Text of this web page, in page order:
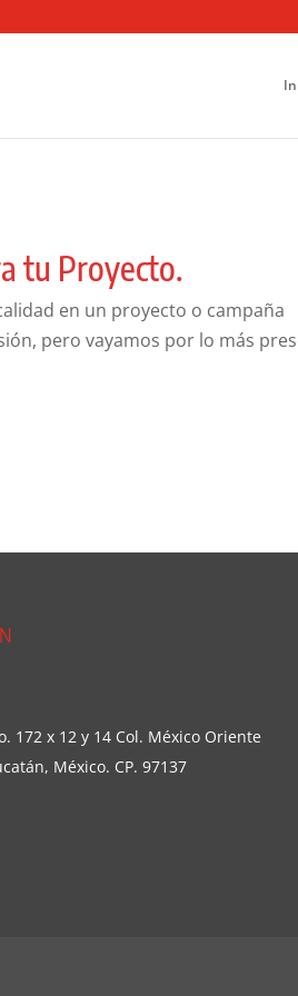
tu Proyecto.
en un proyecto o campaña
pero vayamos por lo más
172 x 12 y 14 Col. México Oriente
México. CP. 97137